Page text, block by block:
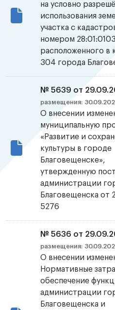
на условно
использования
участка с
номером
расположенного в
304 города
№ 5639 от
размещения:
О внесении
муниципальную
«Развитие и
культуры в городе
Благовещенске»,
утвержденную
администрации
Благовещенска от
5276
№ 5636 от
размещения:
О внесении
Нормативные
обеспечение
администрации
Благовещенска и